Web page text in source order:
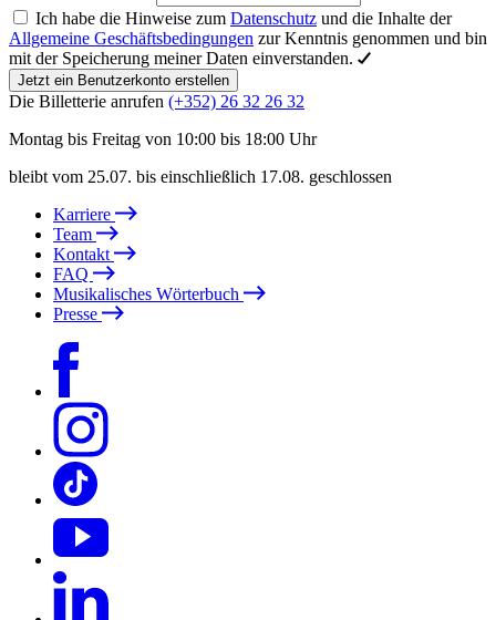
Ich habe die Hinweise zum Datenschutz und die Inhalte der
Allgemeine Geschäftsbedingungen zur Kenntnis genommen und bin
mit der Speicherung meiner Daten einverstanden.
Jetzt ein Benutzerkonto erstellen
Die Billetterie anrufen (+352) 26 32 26 32
Montag bis Freitag von 10:00 bis 18:00 Uhr
bleibt vom 25.07. bis einschließlich 17.08. geschlossen
Karriere
Team
Kontakt
FAQ
Musikalisches Wörterbuch
Presse